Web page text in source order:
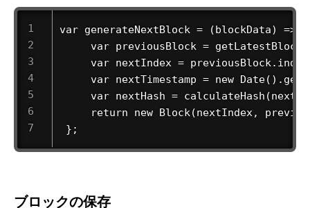
var generateNextBlock = (blockData) =>
var previousBlock =
var nextIndex =
var nextTimestamp = new
var nextHash =
return new Block(nextIndex,
};
ブロックの保存